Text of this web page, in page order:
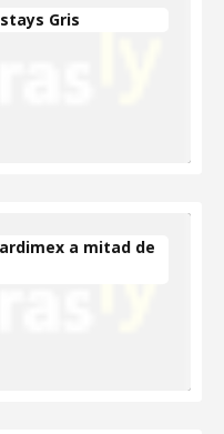
Gris
a mitad de